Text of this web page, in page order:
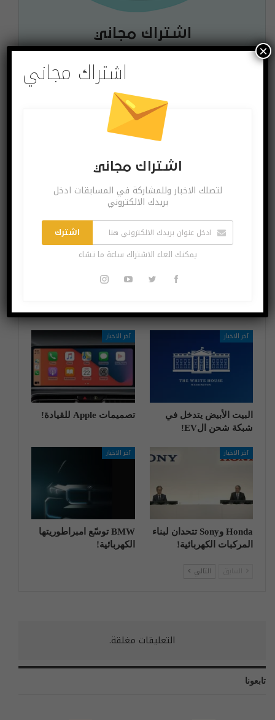
اشتراك مجاني
الالكتروني
يمكنك الغاء الاشتراك ساعة ما تشاء
5 تحسينات في
الإصدار الخامس
الكتابة الذكية قادمة
إلى واتساب
آخر الاخبار
البيت الأبيض يتدخل في
شبكة شحن الEV!
آخر الاخبار
تصميمات Apple للقيادة!
آخر الاخبار
Honda وSony تتحدان لبناء
المركبات الكهربائية!
آخر الاخبار
BMW توسّع امبراطوريتها
الكهربائية!
التالي
التعليقات مغلقة.
تابعونا
اشتراك مجاني
اشتراك مجاني
لتصلك الاخبار وللمشاركة في المسابقات ادخل
بريدك الالكتروني
اشترك
يمكنك الغاء الاشتراك ساعة ما تشاء
×